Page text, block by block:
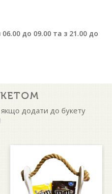
до 09.00 та з 21.00 до
додати до букету